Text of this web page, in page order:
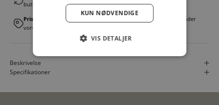
butikker
Prismatch
│Vi tilbyder landsdækkende prisgaranti. Læs mere under
vores FAQ
Beskrivelse
Specifikationer
KUN NØDVENDIGE
VIS DETALJER